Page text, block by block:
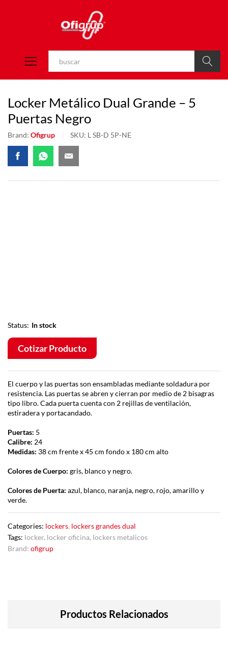
Buscar
Locker Metálico Dual Grande – 5
Puertas Negro
Brand: Ofigrup SKU: L SB-D 5P-NE
Status: In stock
Cotizar Producto
El cuerpo y las puertas son ensambladas mediante soldadura por
resistencia. Las puertas se abren y cierran por medio de 2 bisagras
tipo libro. Cada puerta cuenta con 2 rejillas de ventilación,
estiradera y portacandado.
Puertas: 5
Calibre: 24
Medidas: 38 cm frente x 45 cm fondo x 180 cm alto
Colores de Cuerpo: gris, blanco y negro.
Colores de Puerta: azul, blanco, naranja, negro, rojo, amarillo y
verde.
Categories: lockers, lockers grandes dual
Tags: locker, locker oficina, lockers metalicos
Brand: ofigrup
Productos Relacionados